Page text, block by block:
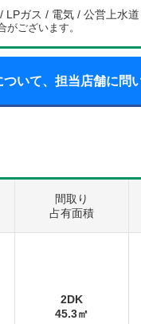
LPガス / 電気 / 公営上水
ございます。
ついて、担当店舗に問
間取り
占有面積
2DK
45.3㎡